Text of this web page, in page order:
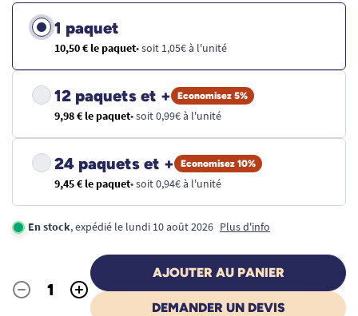
1 paquet
10,50 € le paquet• soit 1,05€ à l'unité
12 paquets et + Economisez 5%
9,98 € le paquet• soit 0,99€ à l'unité
24 paquets et + Economisez 10%
9,45 € le paquet• soit 0,94€ à l'unité
En stock, expédié le lundi 10 août 2026 Plus d'info
Quantité
- +
AJOUTER AU PANIER
DEMANDER UN DEVIS